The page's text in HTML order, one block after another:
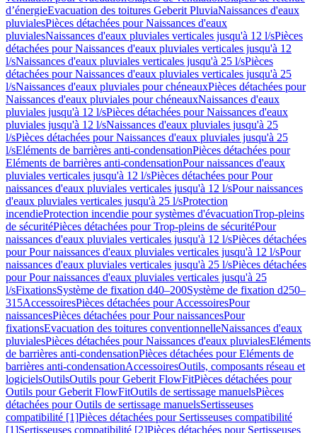
d’énergieEvacuation des toitures Geberit PluviaNaissances d'eaux
pluvialesPièces détachées pour Naissances d'eaux
pluvialesNaissances d'eaux pluviales verticales jusqu'à 12 l/sPièces
détachées pour Naissances d'eaux pluviales verticales jusqu'à 12
l/sNaissances d'eaux pluviales verticales jusqu'à 25 l/sPièces
détachées pour Naissances d'eaux pluviales verticales jusqu'à 25
l/sNaissances d'eaux pluviales pour chéneauxPièces détachées pour
Naissances d'eaux pluviales pour chéneauxNaissances d'eaux
pluviales jusqu'à 12 l/sPièces détachées pour Naissances d'eaux
pluviales jusqu'à 12 l/sNaissances d'eaux pluviales jusqu'à 25
l/sPièces détachées pour Naissances d'eaux pluviales jusqu'à 25
l/sEléments de barrières anti-condensationPièces détachées pour
Eléments de barrières anti-condensationPour naissances d'eaux
pluviales verticales jusqu'à 12 l/sPièces détachées pour Pour
naissances d'eaux pluviales verticales jusqu'à 12 l/sPour naissances
d'eaux pluviales verticales jusqu'à 25 l/sProtection
incendieProtection incendie pour systèmes d'évacuationTrop-pleins
de sécuritéPièces détachées pour Trop-pleins de sécuritéPour
naissances d'eaux pluviales verticales jusqu'à 12 l/sPièces détachées
pour Pour naissances d'eaux pluviales verticales jusqu'à 12 l/sPour
naissances d'eaux pluviales verticales jusqu'à 25 l/sPièces détachées
pour Pour naissances d'eaux pluviales verticales jusqu'à 25
l/sFixationsSystème de fixation d40–200Système de fixation d250–
315AccessoiresPièces détachées pour AccessoiresPour
naissancesPièces détachées pour Pour naissancesPour
fixationsEvacuation des toitures conventionnelleNaissances d'eaux
pluvialesPièces détachées pour Naissances d'eaux pluvialesEléments
de barrières anti-condensationPièces détachées pour Eléments de
barrières anti-condensationAccessoiresOutils, composants réseau et
logicielsOutilsOutils pour Geberit FlowFitPièces détachées pour
Outils pour Geberit FlowFitOutils de sertissage manuelsPièces
détachées pour Outils de sertissage manuelsSertisseuses
compatibilité [1]Pièces détachées pour Sertisseuses compatibilité
[1]Sertisseuses compatibilité [2]Pièces détachées pour Sertisseuses